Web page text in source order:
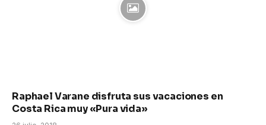
Raphael Varane disfruta sus vacaciones en
Costa Rica muy «Pura vida»